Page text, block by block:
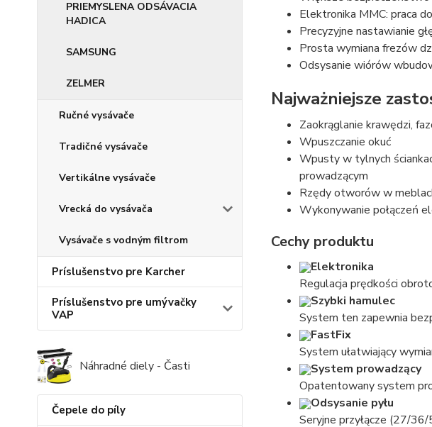
PRIEMYSLENA ODSÁVACIA
HADICA
SAMSUNG
ZELMER
Ručné vysávače
Tradičné vysávače
Vertikálne vysávače
Vrecká do vysávača
Vysávače s vodným filtrom
Príslušenstvo pre Karcher
Príslušenstvo pre umývačky
VAP
Náhradné diely - Časti
Čepele do píly
Elektronika MMC: praca
Precyzyjne nastawianie
Prosta wymiana frezów
Odsysanie wiórów
Najważniejsze
Zaokrąglanie krawędzi,
Wpuszczanie okuć
Wpusty w tylnych
prowadzącym
Rzędy otworów w
Wykonywanie połączeń
Cechy produktu
Elektronika
Regulacja prędkości
Szybki hamulec
System ten zapewnia
FastFix
System ułatwiający
System prowadzący
Opatentowany system
Odsysanie pyłu
Seryjne przyłącze (27/